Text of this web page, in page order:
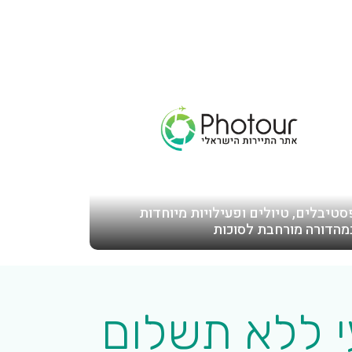
טיולים ופעילויות מיוחדות
מורחבת לסוכות
ללא תשלום